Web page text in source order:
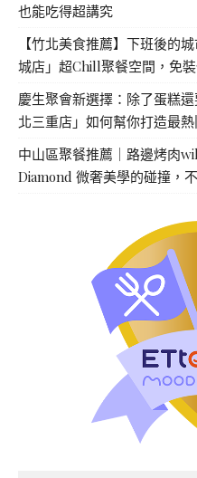
也能吃得超講究
【竹北美食推薦】下班後的
城店」超Chill聚餐空間，免
慶生聚會新選擇：除了蛋糕
北三重店」如何幫你打造最
中山區聚餐推薦｜路邊烤肉
Diamond 微奢美學的碰撞，